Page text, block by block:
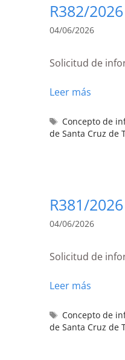
R382/2026
04/06/2026
Solicitud de
Leer más
Concepto de
de Santa Cruz de
R381/2026
04/06/2026
Solicitud de
Leer más
Concepto de
de Santa Cruz de